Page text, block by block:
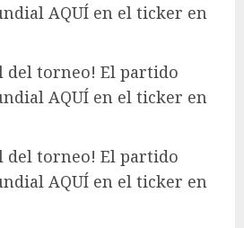
AQUÍ en el ticker en
del torneo! El partido
AQUÍ en el ticker en
del torneo! El partido
AQUÍ en el ticker en